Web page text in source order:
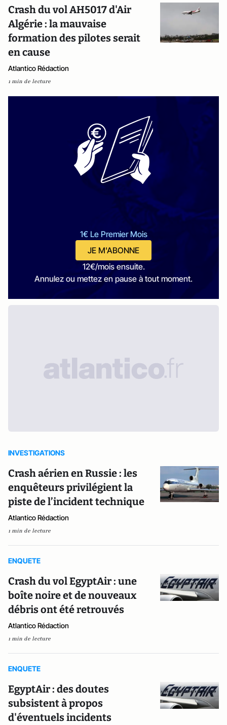
Crash du vol AH5017 d'Air
Algérie : la mauvaise
formation des pilotes serait
en cause
Atlantico Rédaction
1 min de lecture
1€ Le Premier Mois
JE M'ABONNE
12€/mois ensuite.
Annulez ou mettez en pause à tout moment.
INVESTIGATIONS
Crash aérien en Russie : les
enquêteurs privilégient la
piste de l’incident technique
Atlantico Rédaction
1 min de lecture
ENQUETE
Crash du vol EgyptAir : une
boîte noire et de nouveaux
débris ont été retrouvés
Atlantico Rédaction
1 min de lecture
ENQUETE
EgyptAir : des doutes
subsistent à propos
d'éventuels incidents